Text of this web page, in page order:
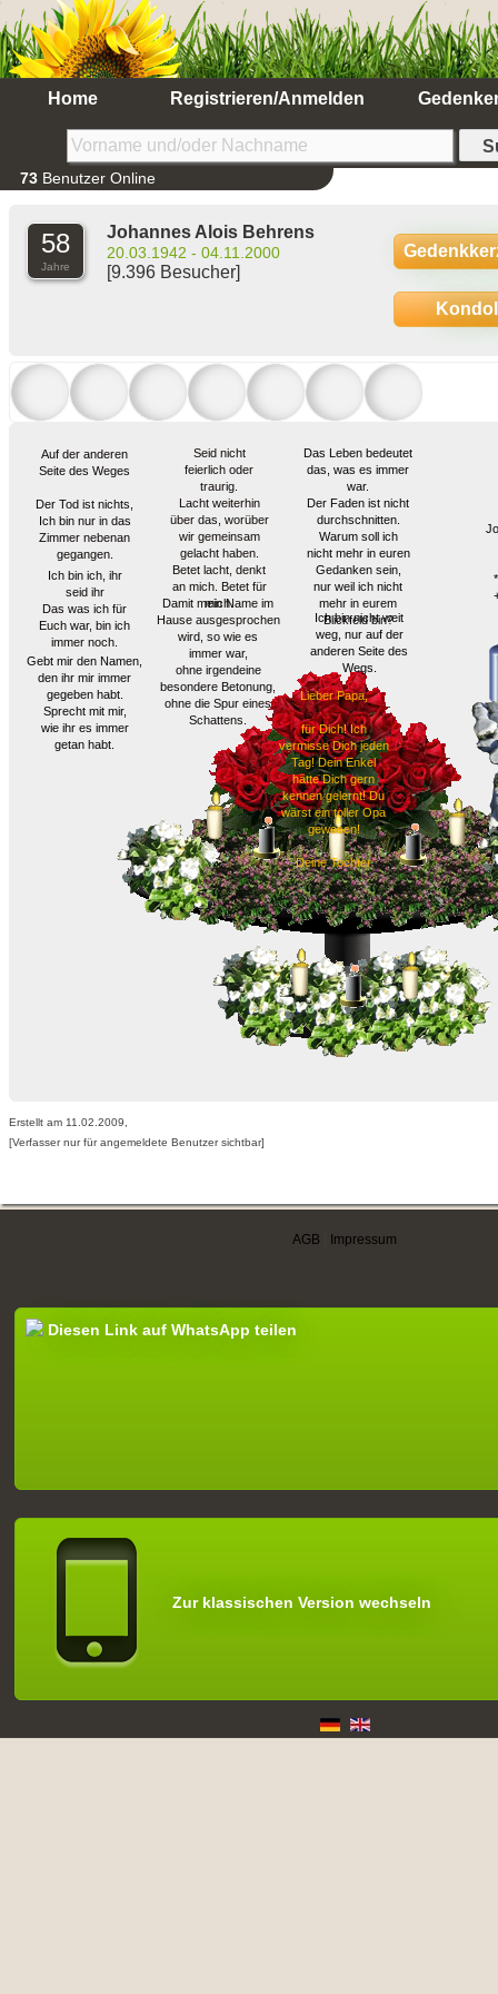
Home Registrieren/Anmelden
73 Benutzer Online
58
Jahre
Johannes Alois Behrens
20.03.1942 - 04.11.2000
[9.396 Besucher]
Lieber Papa,
für Dich! Ich
vermisse Dich jeden
Tag! Dein Enkel
hätte Dich gern
kennen gelernt! Du
wärst ein toller Opa
gewesen!
Deine Tochter
Auf der anderen
Seite des Weges
Der Tod ist nichts,
Ich bin nur in das
Zimmer nebenan
gegangen.
Gebt mir den Namen,
den ihr mir immer
gegeben habt.
Sprecht mit mir,
wie ihr es immer
getan habt.
Seid nicht
feierlich oder
traurig.
Lacht weiterhin
über das, worüber
wir gemeinsam
gelacht haben.
Betet lacht, denkt
an mich. Betet für
mich.
Ich bin ich, ihr
seid ihr
Das was ich für
Euch war, bin ich
immer noch.
Damit mein Name im
Hause ausgesprochen
wird, so wie es
immer war,
ohne irgendeine
besondere Betonung,
ohne die Spur eines
Schattens.
Das Leben bedeutet
das, was es immer
war.
Der Faden ist nicht
durchschnitten.
Warum soll ich
nicht mehr in euren
Gedanken sein,
nur weil ich nicht
mehr in eurem
Blickfeld bin?
Ich bin nicht weit
weg, nur auf der
anderen Seite des
Wegs.
Erstellt am 11.02.2009,
[Verfasser nur für angemeldete Benutzer sichtbar]
AGB Impressum
Diesen Link auf WhatsApp teilen
Zur klassischen Version wechseln